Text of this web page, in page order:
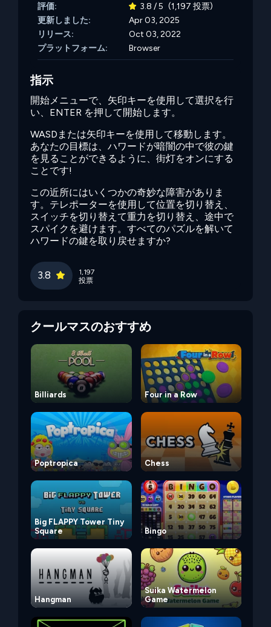
評価:
3.8 / 5 (1,197 投票)
更新しました:
Apr 03, 2025
リリース:
Oct 03, 2022
プラットフォーム:
Browser
指示
開始メニューで、矢印キーを使用して選択を行
い、ENTER を押して開始します。
WASDまたは矢印キーを使用して移動します。
あなたの目標は、ハワードが暗闇の中で彼の鍵
を見ることができるように、街灯をオンにする
ことです!
この近所にはいくつかの奇妙な障害がありま
す。テレポーターを使用して位置を切り替え、
スイッチを切り替えて重力を切り替え、途中で
スパイクを避けます。すべてのパズルを解いて
ハワードの鍵を取り戻せますか?
3.8
1,197
投票
クールマスのおすすめ
Billiards Four in a Row
Poptropica Chess
Big FLAPPY Tower Tiny
Square
Bingo
Hangman
Suika Watermelon
Game